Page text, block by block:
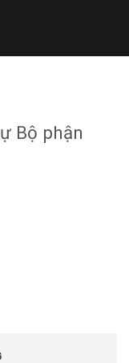
Bộ phận